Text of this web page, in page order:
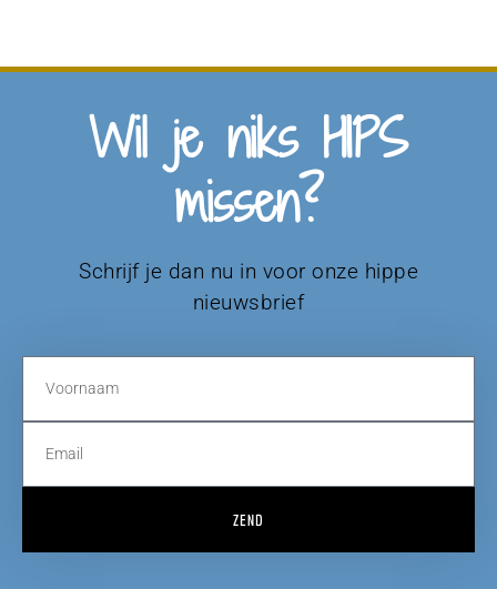
Wil je niks HIPS
missen?
Schrijf je dan nu in voor onze hippe
nieuwsbrief
ZEND